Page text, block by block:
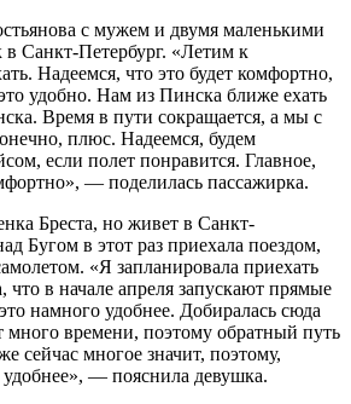
с мужем и двумя маленькими
в Санкт-Петербург. «Летим к
Надеемся, что это будет комфортно,
удобно. Нам из Пинска ближе ехать
Время в пути сокращается, а мы с
плюс. Надеемся, будем
если полет понравится. Главное,
— поделилась пассажирка.
Бреста, но живет в Санкт-
Бугом в этот раз приехала поездом,
«Я запланировала приехать
что в начале апреля запускают прямые
намного удобнее. Добиралась сюда
много времени, поэтому обратный путь
сейчас многое значит, поэтому,
— пояснила девушка.